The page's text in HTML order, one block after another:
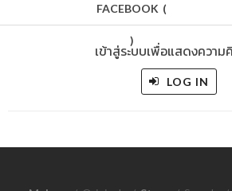
FACEBOOK (
)
เข้าสู่ระบบเพื่อแสดงความ
LOG IN